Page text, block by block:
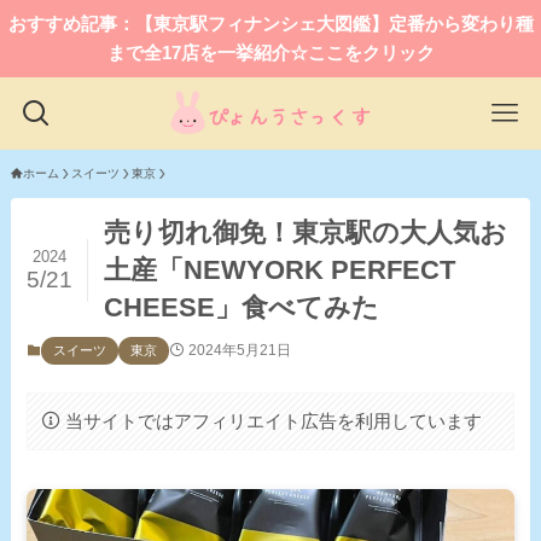
おすすめ記事：【東京駅フィナンシェ大図鑑】定番から変わり種
まで全17店を一挙紹介☆ここをクリック
ホーム スイーツ 東京
売り切れ御免！東京駅の大人気お
土産「NEWYORK PERFECT
CHEESE」食べてみた
2024
5/21
スイーツ 東京 2024年5月21日
当サイトではアフィリエイト広告を利用しています